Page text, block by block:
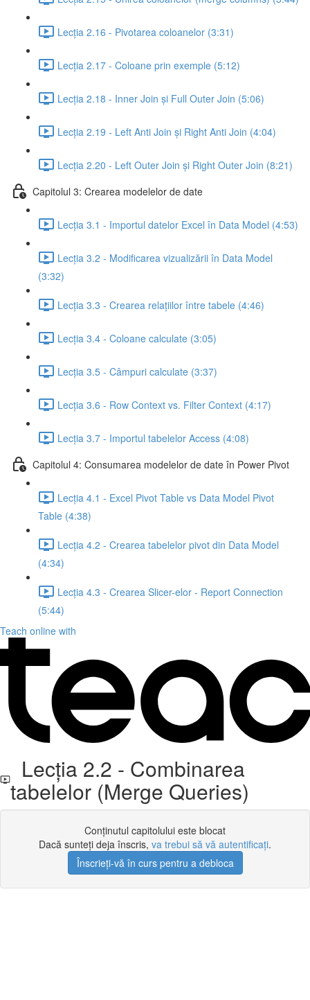
Lecția 2.16 - Pivotarea coloanelor (3:31)
Lecția 2.17 - Coloane prin exemple (5:12)
Lecția 2.18 - Inner Join și Full Outer Join (5:06)
Lecția 2.19 - Left Anti Join și Right Anti Join (4:04)
Lecția 2.20 - Left Outer Join și Right Outer Join (8:21)
Capitolul 3: Crearea modelelor de date
Lecția 3.1 - Importul datelor Excel în Data Model (4:53)
Lecția 3.2 - Modificarea vizualizării în Data Model
(3:32)
Lecția 3.3 - Crearea relațiilor între tabele (4:46)
Lecția 3.4 - Coloane calculate (3:05)
Lecția 3.5 - Câmpuri calculate (3:37)
Lecția 3.6 - Row Context vs. Filter Context (4:17)
Lecția 3.7 - Importul tabelelor Access (4:08)
Capitolul 4: Consumarea modelelor de date în Power Pivot
Lecția 4.1 - Excel Pivot Table vs Data Model Pivot
Table (4:38)
Lecția 4.2 - Crearea tabelelor pivot din Data Model
(4:34)
Lecția 4.3 - Crearea Slicer-elor - Report Connection
(5:44)
Teach online with
Lecția 2.2 - Combinarea
tabelelor (Merge Queries)
Conținutul capitolului este blocat
Dacă sunteți deja înscris, va trebui să vă autentificați.
Înscrieți-vă în curs pentru a debloca